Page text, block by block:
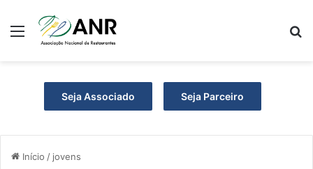
Menu
Seja Associado Seja Parceiro
Início / jovens